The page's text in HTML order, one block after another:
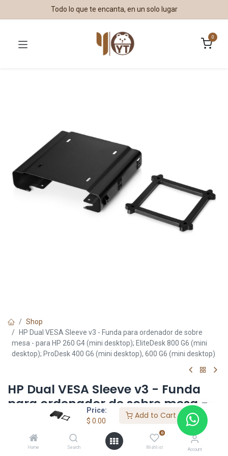
Price:
$ 0.00
Add to Cart
Home Search
0
Wishlist Account
Todo lo que te encanta, en un solo lugar
0
Shop
HP Dual VESA Sleeve v3 - Funda para ordenador de sobre
mesa - para HP 260 G4 (mini desktop); EliteDesk 800 G6 (mini
desktop); ProDesk 400 G6 (mini desktop), 600 G6 (mini desktop)
HP Dual VESA Sleeve v3 - Funda
para ordenador de sobre mesa -
para HP 260 G4 (mini desktop);
EliteDesk 800 G6 (mini desktop);
ProDesk 400 G6 (mini desktop),